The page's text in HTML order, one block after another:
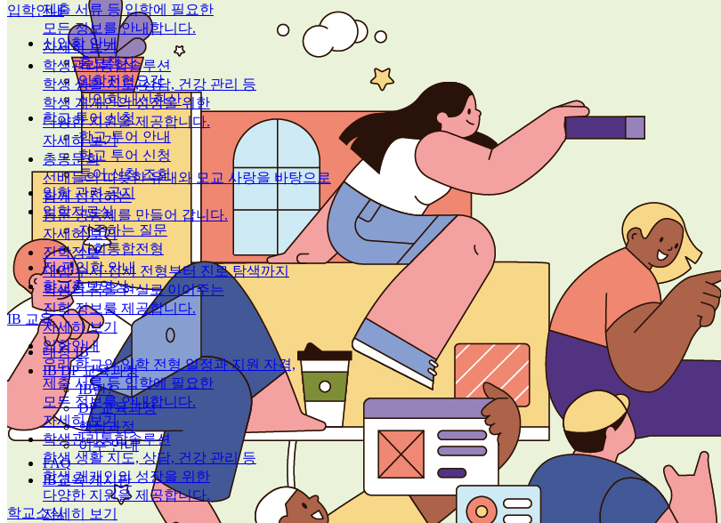
입학안내
신입학 안내
홍보책자
입학전형요강
신입학 내신환산
학교 투어 신청
학교 투어 안내
학교 투어 신청
투어 신청 조회
입학 관련 공지
입학자료실
자주하는 질문
사회통합전형
전·편입학 안내
학교홍보영상
IB 교육
대성 IB
IB DP 교육과정
IB란?
DP 교육과정
핵심과정
이수 안내
FAQ
IB교육 게시판
학교소식
제출 서류 등 입학에 필요한
모든 정보를 안내합니다.
자세히 보기
학생관리통합솔루션
학생 생활 지도, 상담, 건강 관리 등
학생 개개인의 성장을 위한
다양한 지원을 제공합니다.
자세히 보기
총동문회
선배들의 따뜻한 유대와 모교 사랑을 바탕으로
함께 성장하는
동문 공동체를 만들어 갑니다.
자세히 보기
진학정보
대입 수시·정시 전형부터 진로 탐색까지
학생의 꿈을 현실로 이어주는
진학 정보를 제공합니다.
자세히 보기
입학안내
우리 학교의 입학 전형 일정과 지원 자격,
제출 서류 등 입학에 필요한
모든 정보를 안내합니다.
자세히 보기
학생관리통합솔루션
학생 생활 지도, 상담, 건강 관리 등
학생 개개인의 성장을 위한
다양한 지원을 제공합니다.
자세히 보기